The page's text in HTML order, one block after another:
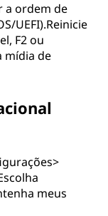
a ordem de
UEFI).Reinicie
F2 ou
mídia de
meus